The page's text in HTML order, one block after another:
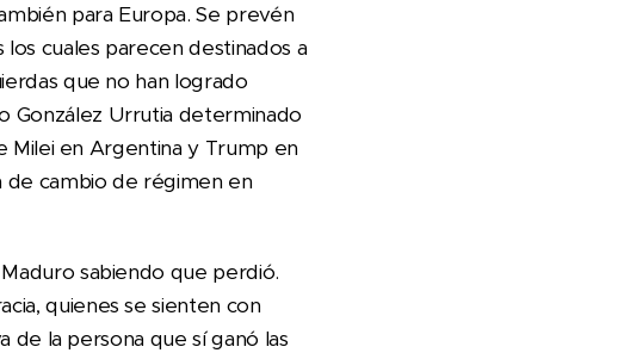
para Europa. Se prevén
cuales parecen destinados a
que no han logrado
González Urrutia determinado
Milei en Argentina y Trump en
de cambio de régimen en
sabiendo que perdió.
quienes se sienten con
de la persona que sí ganó las